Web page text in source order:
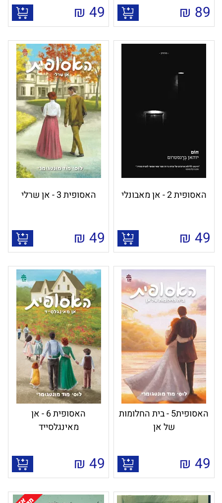
89
₪
49
₪
האסופית 2 - אן מאבונלי
49
₪
האסופית 3 - אן שרלי
49
₪
האסופית5 - בית החלומות
של אן
49
₪
האסופית 6 - אן
מאינגלסייד
49
₪